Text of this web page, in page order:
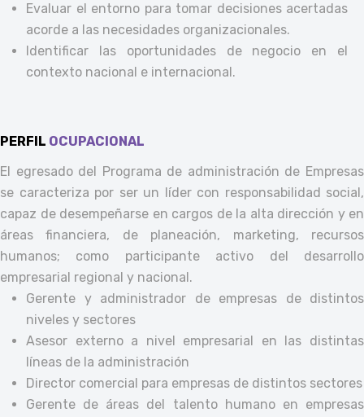
Evaluar el entorno para tomar decisiones acertadas
acorde a las necesidades organizacionales.
Identificar las oportunidades de negocio en el
contexto nacional e internacional.
PERFIL OCUPACIONAL
El egresado del Programa de administración de Empresas
se caracteriza por ser un líder con responsabilidad social,
capaz de desempeñarse en cargos de la alta dirección y en
áreas financiera, de planeación, marketing, recursos
humanos; como participante activo del desarrollo
empresarial regional y nacional.
Gerente y administrador de empresas de distintos
niveles y sectores
Asesor externo a nivel empresarial en las distintas
líneas de la administración
Director comercial para empresas de distintos sectores
Gerente de áreas del talento humano en empresas